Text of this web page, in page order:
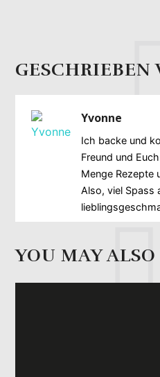
GESCHRIEBEN
Yvonne
Ich backe und
Freund und
Menge Rezepte
Also, viel Spass
YOU MAY